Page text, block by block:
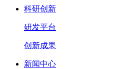
科研创新
研发平台
创新成果
新闻中心